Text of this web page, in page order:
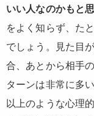
いい人なのかもと
をよく知らず、た
でしょう。見た目
合、あとから相手
ターンは非常に多い
以上のような心理